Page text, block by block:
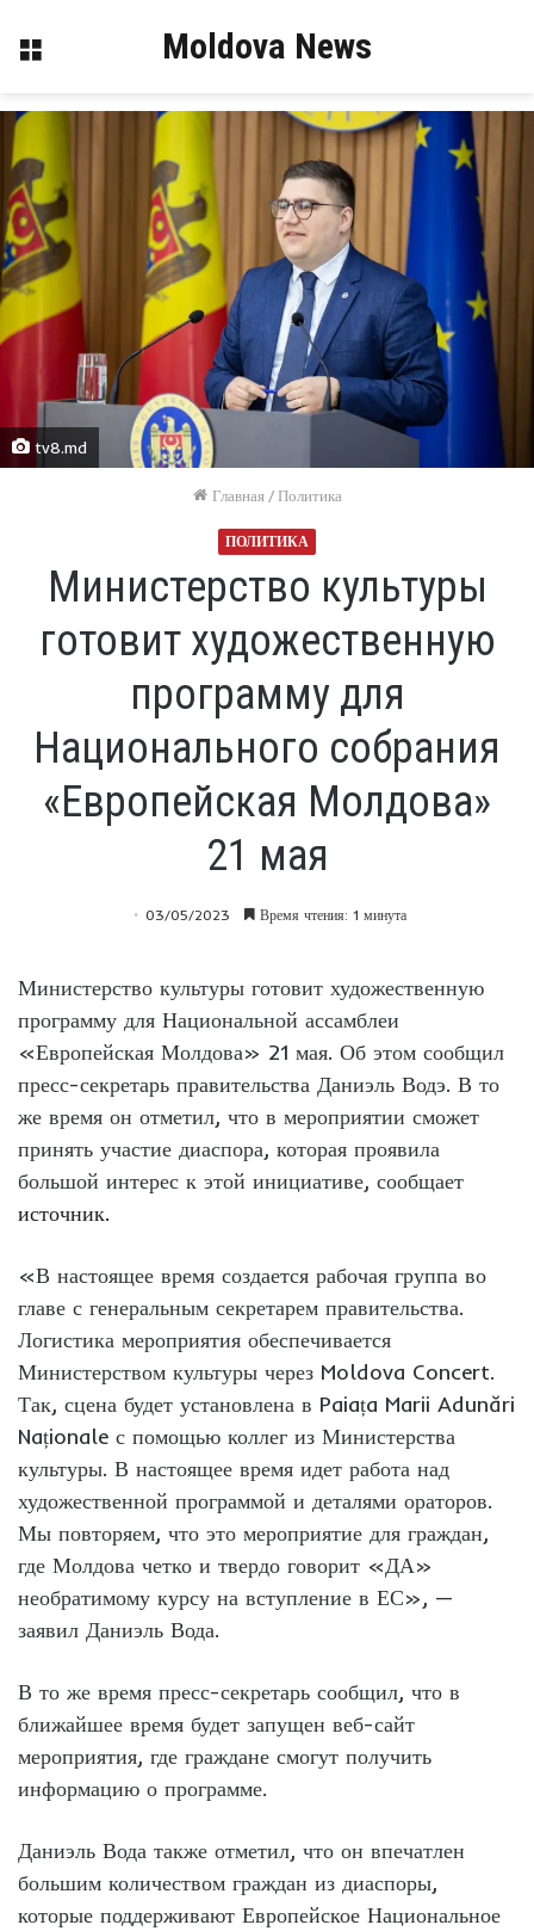
Меню Moldova News
tv8.md
Главная / Политика
ПОЛИТИКА
Министерство культуры
готовит художественную
программу для
Национального собрания
«Европейская Молдова»
21 мая
03/05/2023 Время чтения: 1 минута
Министерство культуры готовит художественную
программу для Национальной ассамблеи
«Европейская Молдова» 21 мая. Об этом сообщил
пресс-секретарь правительства Даниэль Водэ. В то
же время он отметил, что в мероприятии сможет
принять участие диаспора, которая проявила
большой интерес к этой инициативе, сообщает
источник.
«В настоящее время создается рабочая группа во
главе с генеральным секретарем правительства.
Логистика мероприятия обеспечивается
Министерством культуры через Moldova Concert.
Так, сцена будет установлена в Paiața Marii Adunări
Naționale с помощью коллег из Министерства
культуры. В настоящее время идет работа над
художественной программой и деталями ораторов.
Мы повторяем, что это мероприятие для граждан,
где Молдова четко и твердо говорит «ДА»
необратимому курсу на вступление в ЕС», —
заявил Даниэль Вода.
В то же время пресс-секретарь сообщил, что в
ближайшее время будет запущен веб-сайт
мероприятия, где граждане смогут получить
информацию о программе.
Даниэль Вода также отметил, что он впечатлен
большим количеством граждан из диаспоры,
которые поддерживают Европейское Национальное